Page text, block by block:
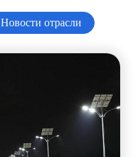
Новости отрасли